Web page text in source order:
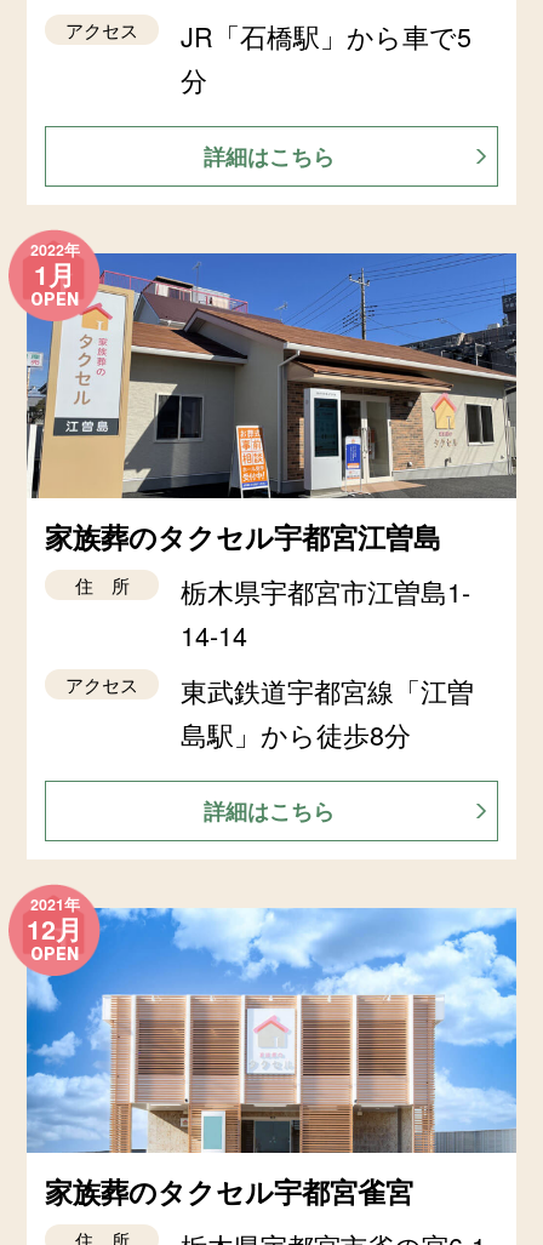
アクセス
JR「石橋駅」から車で5
分
詳細はこちら
2022年
1月
OPEN
家族葬のタクセル宇都宮江曽島
住 所
栃木県宇都宮市江曽島1-
14-14
アクセス
東武鉄道宇都宮線「江曽
島駅」から徒歩8分
詳細はこちら
2021年
12月
OPEN
家族葬のタクセル宇都宮雀宮
住 所